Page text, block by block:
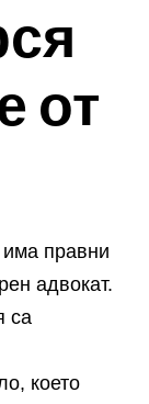
от
правни
адвокат.
са
което